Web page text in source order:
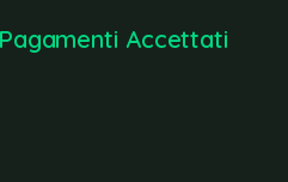
Pagamenti Accettati